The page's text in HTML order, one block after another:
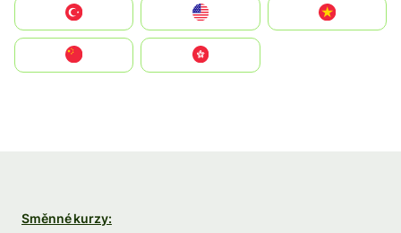
United States
中國香港特別行政區
Směnné kurzy: